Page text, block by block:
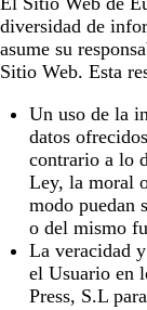
diversidad de
asume su
Sitio Web. Esta
Un uso de la
datos
contrario a lo
Ley, la moral
modo puedan
o del mismo
La veracidad
el Usuario en
Press, S.L